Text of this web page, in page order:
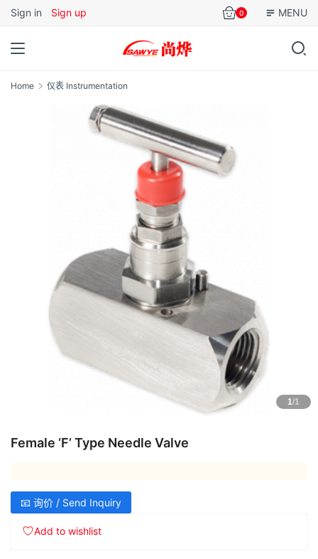
Sign in Sign up 0 MENU
Home 仪表 Instrumentation
1/1
Female ‘F’ Type Needle Valve
📧 询价 / Send Inquiry
Add to wishlist